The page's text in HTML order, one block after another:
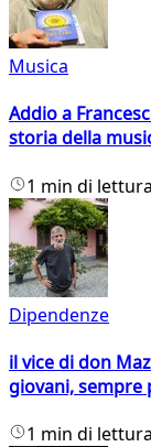
Musica
Addio a
storia della
1 min di lettura
Dipendenze
il vice di don
giovani, sempre
1 min di lettura